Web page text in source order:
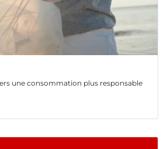
une consommation plus responsable